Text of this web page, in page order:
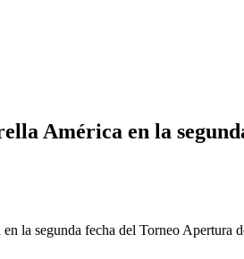
América en la
la segunda fecha del Torneo Apertura